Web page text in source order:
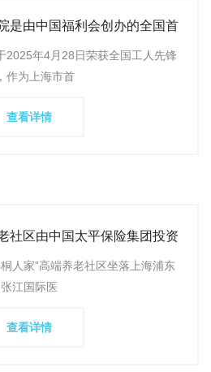
是由中国福利会创办的全国首
2025年4月28日荣获全国工人先锋
作为上海市首
查看详情
社区由中国太平保险集团投资
人家”高端养老社区坐落上海浦东
张江国际医
查看详情